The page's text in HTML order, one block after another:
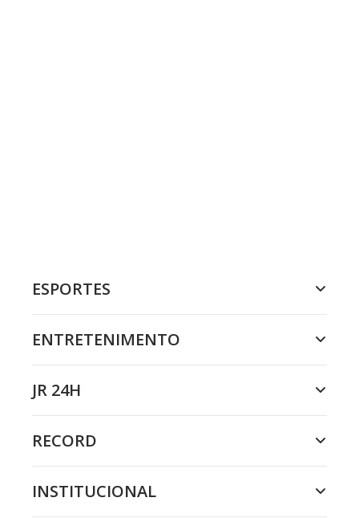
ESPORTES
ENTRETENIMENTO
JR 24H
RECORD
INSTITUCIONAL